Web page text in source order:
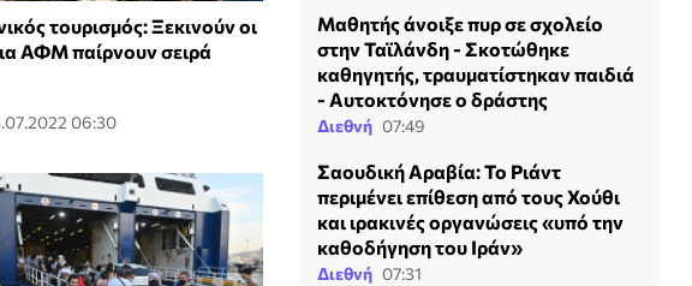
τουρισμός: Ξεκινούν οι
ΑΦΜ παίρνουν σειρά
06:30
Μαθητής άνοιξε πυρ σε σχολείο
στην Ταϊλάνδη - Σκοτώθηκε
καθηγητής, τραυματίστηκαν παιδιά
- Αυτοκτόνησε ο δράστης
Διεθνή 07:49
Σαουδική Αραβία: Το Ριάντ
περιμένει επίθεση από τους Χούθι
και ιρακινές οργανώσεις «υπό την
καθοδήγηση του Ιράν»
Διεθνή 07:31